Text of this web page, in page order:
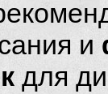
и
для